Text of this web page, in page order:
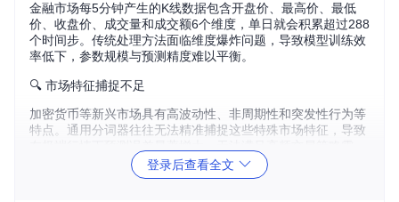
金融市场每5分钟产生的K线数据包含开盘价、最高价、最低
价、收盘价、成交量和成交额6个维度，单日就会积累超过288
个时间步。传统处理方法面临维度爆炸问题，导致模型训练效
率低下，参数规模与预测精度难以平衡。
🔍 市场特征捕捉不足
加密货币等新兴市场具有高波动性、非周期性和突发性行为等
特点。通用分词器往往无法精准捕捉这些特殊市场特征，导致
登录后查看全文